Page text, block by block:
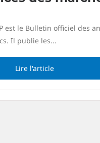
est le Bulletin officiel des
Il publie les...
Lire l'article